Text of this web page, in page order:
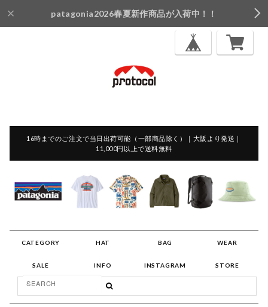
patagonia2026春夏新作商品が入荷中！！
16時までのご注文で当日出荷可能（一部商品除く）｜大阪より発送｜
11,000円以上で送料無料
CATEGORY HAT BAG WEAR
SALE INFO INSTAGRAM STORE